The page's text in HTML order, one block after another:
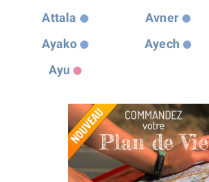
Attala
Avner
Ayako
Ayech
Ayu